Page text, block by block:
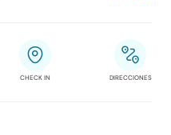
CHECK IN DIRECCIONES